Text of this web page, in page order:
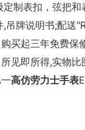
定制表扣，弦把
,吊牌说明书;配
购买起三年免费保
所见即所得,实物
高仿劳力士手表